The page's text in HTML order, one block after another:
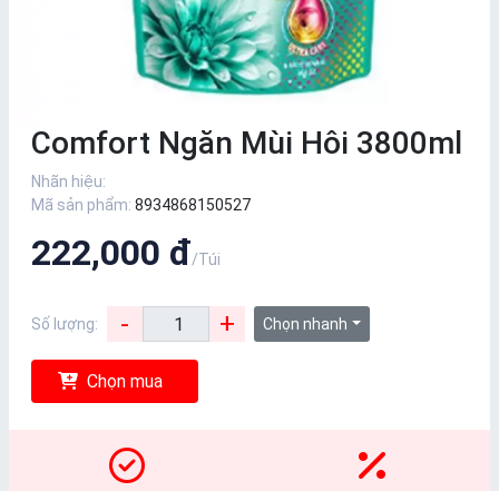
Comfort Ngăn Mùi Hôi 3800ml
Nhãn hiệu:
Mã sản phẩm: 8934868150527
222,000 đ/Túi
Số lượng: - + Chọn nhanh
Chọn mua